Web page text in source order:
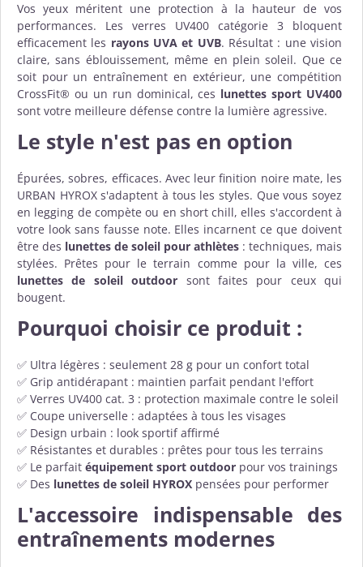
Vos yeux méritent une protection à la hauteur de vos
performances. Les verres UV400 catégorie 3 bloquent
efficacement les rayons UVA et UVB. Résultat : une vision
claire, sans éblouissement, même en plein soleil. Que ce
soit pour un entraînement en extérieur, une compétition
CrossFit® ou un run dominical, ces lunettes sport UV400
sont votre meilleure défense contre la lumière agressive.
Le style n'est pas en option
Épurées, sobres, efficaces. Avec leur finition noire mate, les
URBAN HYROX s'adaptent à tous les styles. Que vous soyez
en legging de compète ou en short chill, elles s'accordent à
votre look sans fausse note. Elles incarnent ce que doivent
être des lunettes de soleil pour athlètes : techniques, mais
stylées. Prêtes pour le terrain comme pour la ville, ces
lunettes de soleil outdoor sont faites pour ceux qui
bougent.
Pourquoi choisir ce produit :
✅ Ultra légères : seulement 28 g pour un confort total
✅ Grip antidérapant : maintien parfait pendant l'effort
✅ Verres UV400 cat. 3 : protection maximale contre le soleil
✅ Coupe universelle : adaptées à tous les visages
✅ Design urbain : look sportif affirmé
✅ Résistantes et durables : prêtes pour tous les terrains
✅ Le parfait équipement sport outdoor pour vos trainings
✅ Des lunettes de soleil HYROX pensées pour performer
L'accessoire indispensable des
entraînements modernes